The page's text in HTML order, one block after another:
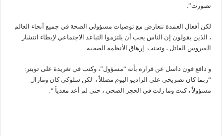
تصورت”.
لكن أفعال العمدة تتعارض مع توصيات مسؤولي الصحة في جميع أنحاء العالم
، الذين يقولون إن الناس يجب أن يلتزموا التباعد الاجتماعي لإبطاء انتشار
الفيروس القاتل ، وتجنب إرهاق الأنظمة الصحية.
و دافع فون داسل عن قراره بأنه “مسؤول”، وكتب في تغريدة على تويتر:
“ربما كان تصريحي على الراديو اليوم مضللاً ، لكن سلوكي كان ومازال
مسؤولاً ، كنت وما زلت في الحجر الصحي ، حتى لم أعد معدياً “.